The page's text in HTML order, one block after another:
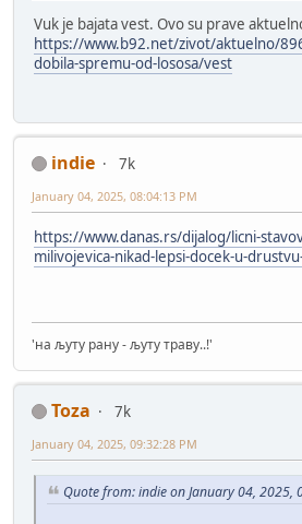
Vuk je bajata vest. Ovo su prave
https://www.b92.net/zivot/aktuelno/
dobila-spremu-od-lososa/vest
indie
7k
January 04, 2025, 08:04:13 PM
https://www.danas.rs/dijalog/licni-
milivojevica-nikad-lepsi-docek-u-
'на љуту рану - љуту траву..!'
Toza
7k
January 04, 2025, 09:32:28 PM
Quote from: indie on January 04, 2025,